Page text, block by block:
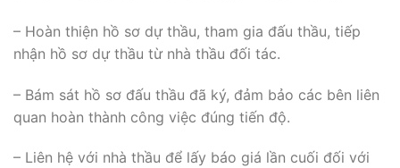
– Hoàn thiện hồ sơ dự thầu, tham gia đấu thầu, tiếp
nhận hồ sơ dự thầu từ nhà thầu đối tác.
– Bám sát hồ sơ đấu thầu đã ký, đảm bảo các bên liên
quan hoàn thành công việc đúng tiến độ.
– Liên hệ với nhà thầu để lấy báo giá lần cuối đối với